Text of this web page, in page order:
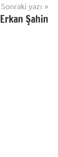
Sonraki yazı
Erkan Şahin